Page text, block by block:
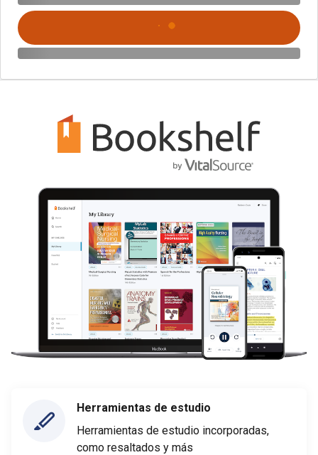
Herramientas de estudio
Herramientas de estudio incorporadas,
como resaltados y más